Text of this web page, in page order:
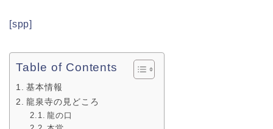
[spp]
Table of Contents
基本情報
龍泉寺の見どころ
龍の口